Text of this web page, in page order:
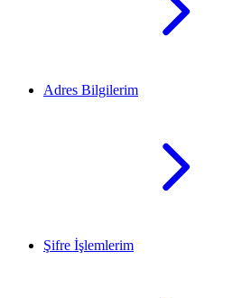
Adres Bilgilerim
Şifre İşlemlerim